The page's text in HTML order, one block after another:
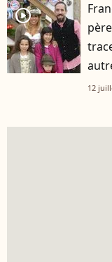
player2
12